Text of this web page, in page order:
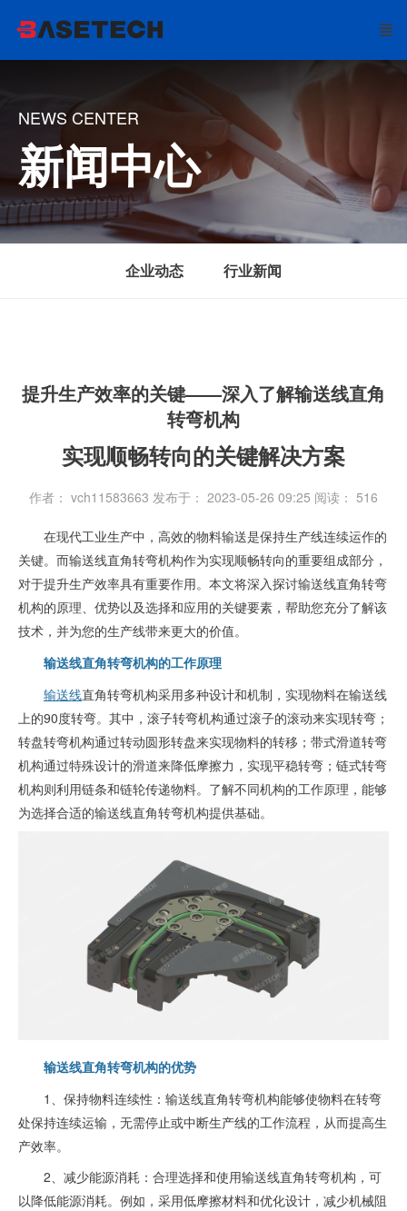
NEWS CENTER
新闻中心
企业动态 行业新闻
提升生产效率的关键——深入了解输送线直角
转弯机构
实现顺畅转向的关键解决方案
作者： vch11583663 发布于： 2023-05-26 09:25 阅读： 516
在现代工业生产中，高效的物料输送是保持生产线连续运作的
关键。而输送线直角转弯机构作为实现顺畅转向的重要组成部分，
对于提升生产效率具有重要作用。本文将深入探讨输送线直角转弯
机构的原理、优势以及选择和应用的关键要素，帮助您充分了解该
技术，并为您的生产线带来更大的价值。
输送线直角转弯机构的工作原理
输送线直角转弯机构采用多种设计和机制，实现物料在输送线
上的90度转弯。其中，滚子转弯机构通过滚子的滚动来实现转弯；
转盘转弯机构通过转动圆形转盘来实现物料的转移；带式滑道转弯
机构通过特殊设计的滑道来降低摩擦力，实现平稳转弯；链式转弯
机构则利用链条和链轮传递物料。了解不同机构的工作原理，能够
为选择合适的输送线直角转弯机构提供基础。
输送线直角转弯机构的优势
1、保持物料连续性：输送线直角转弯机构能够使物料在转弯
处保持连续运输，无需停止或中断生产线的工作流程，从而提高生
产效率。
2、减少能源消耗：合理选择和使用输送线直角转弯机构，可
以降低能源消耗。例如，采用低摩擦材料和优化设计，减少机械阻